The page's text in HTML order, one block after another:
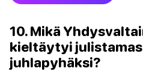
10. Mikä
kieltäytyi
juhlapyhäksi?